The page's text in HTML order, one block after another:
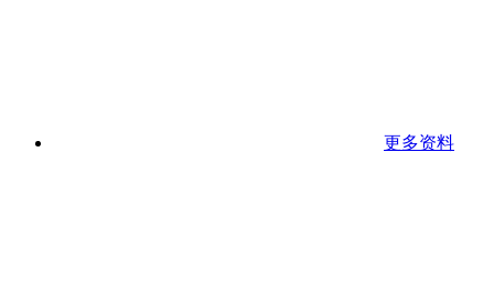
更多资料